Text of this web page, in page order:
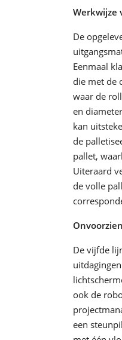
Werkwijze
De
Eenmaal
die met de
waar de
en
kan
de
pallet,
Uiteraard
de volle
De vijfde
ook de
een